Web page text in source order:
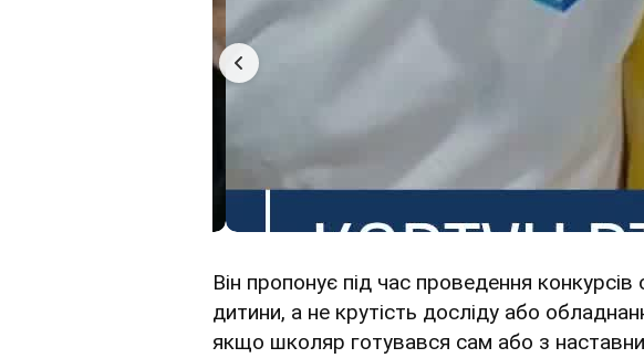
Він пропонує під час проведення конкурсів
дитини, а не крутість досліду або
якщо школяр готувався сам або з